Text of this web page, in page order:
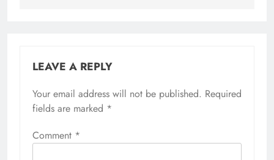
LEAVE A REPLY
Your email address will not be published. Required
fields are marked *
Comment *